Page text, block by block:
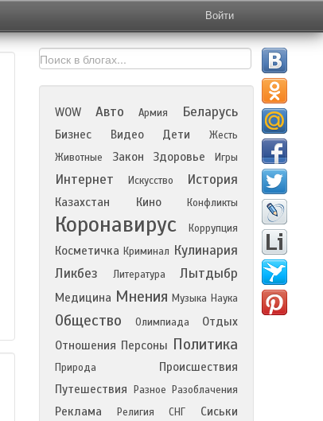
Войти
WOW Авто Армия Беларусь
Бизнес Видео Дети
Жесть
Животные
Закон Здоровье Игры
Интернет Искусство История
Казахстан Кино Конфликты
Коронавирус Коррупция
Косметичка Криминал Кулинария
Ликбез
Литература Лытдыбр
Медицина Мнения Музыка Наука
Общество Олимпиада
Отдых
Отношения Персоны Политика
Природа
Происшествия
Путешествия
Разное Разоблачения
Реклама Религия СНГ
Сиськи